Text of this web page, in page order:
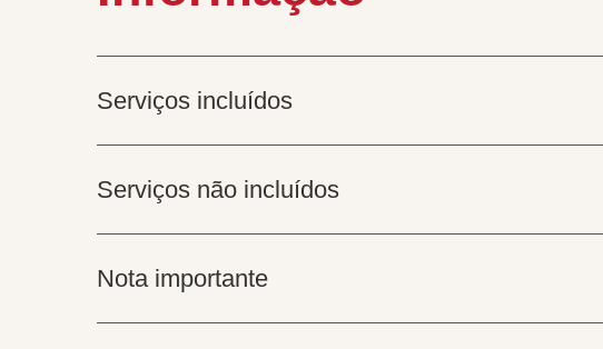
Serviços incluídos
Serviços não incluídos
Nota importante